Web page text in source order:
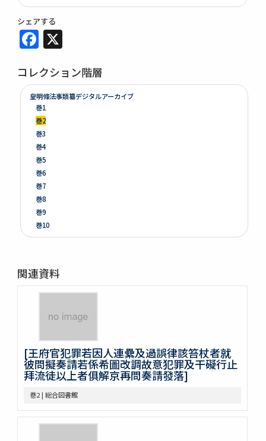
シェアする
Facebook
コレクション階層
皇明條法事類纂デジタルアーカイブ
巻1
巻2
巻3
巻4
巻5
巻6
巻7
巻8
巻9
巻10
巻11
巻14
巻15
巻17
巻19
巻20
巻21
巻22
巻23
関連資料
[王府官犯罪若因人連纍及過誤律該笞杖者就
彼問擬奏請若係希圖改調故意犯罪及干礙行止
拜流徒以上者俱解京再問奏請發落]
巻2 | 総合図書館